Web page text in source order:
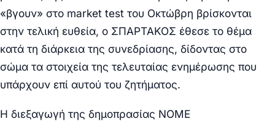
«βγουν» στο market test του Οκτώβρη βρίσκονται
στην τελική ευθεία, ο ΣΠΑΡΤΑΚΟΣ έθεσε το θέμα
κατά τη διάρκεια της συνεδρίασης, δίδοντας στο
σώμα τα στοιχεία της τελευταίας ενημέρωσης που
υπάρχουν επί αυτού του ζητήματος.
Η διεξαγωγή της δημοπρασίας ΝΟΜΕ